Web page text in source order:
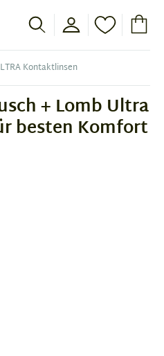
Kontaktlinsen
+ Lomb Ultra
besten Komfort